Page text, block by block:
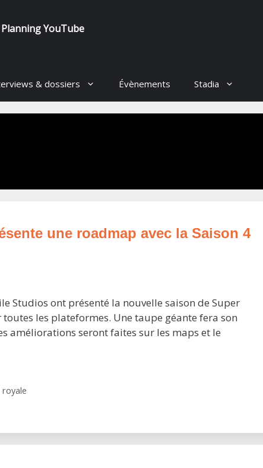
Planning YouTube
& dossiers Évènements Stadia
une roadmap avec la Saison 4
Studios ont présenté la nouvelle saison de Super
les plateformes. Une taupe géante fera son
améliorations seront faites sur les maps et le
royale